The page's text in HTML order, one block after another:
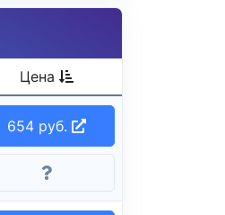
Цена
654 руб.